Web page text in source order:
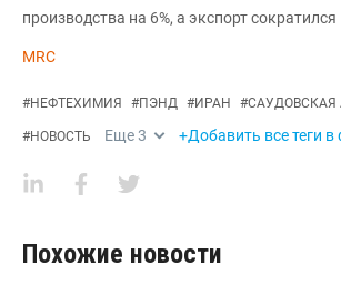
производства на 6%, а экспорт сократился
MRC
#НЕФТЕХИМИЯ #ПЭНД #ИРАН #САУДОВСКАЯ
#НОВОСТЬ Еще3 +Добавить все теги в
Похожие новости